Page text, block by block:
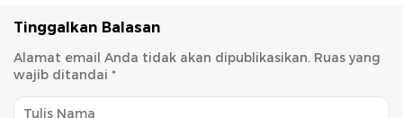
Tinggalkan Balasan
Alamat email Anda tidak akan dipublikasikan. Ruas yang
wajib ditandai *